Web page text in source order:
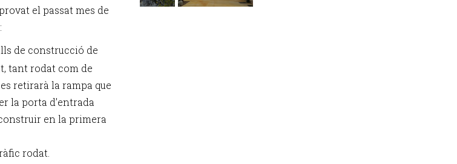
el passat mes de
de construcció de
tant rodat com de
retirarà la rampa que
la porta d’entrada
en la primera
rodat.